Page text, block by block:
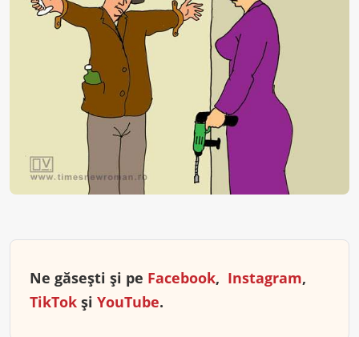
Ne găsești și pe Facebook, Instagram,
TikTok și YouTube.